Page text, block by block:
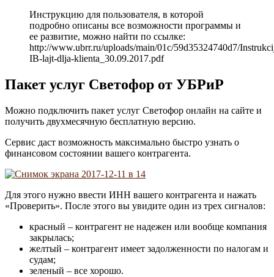
Инструкцию для пользователя, в которой
подробно описаны все возможности программы и
ее развитие, можно найти по ссылке:
http://www.ubrr.ru/uploads/main/01c/59d35324740d7/
IB-lajt-dlja-klienta_30.09.2017.pdf
Пакет услуг Светофор от УБРиР
Можно подключить пакет услуг Светофор онлайн на сайте и
получить двухмесячную бесплатную версию.
Сервис даст возможность максимально быстро узнать о
финансовом состоянии вашего контрагента.
Для этого нужно ввести ИНН вашего контрагента и нажать
«Проверить». После этого вы увидите один из трех сигналов:
красный – контрагент не надежен или вообще компания
закрылась;
желтый – контрагент имеет задолженности по налогам и
судам;
зеленый – все хорошо.